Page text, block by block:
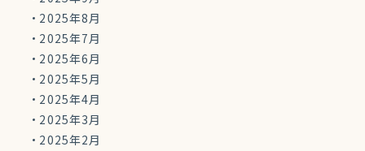
2025年8月
2025年7月
2025年6月
2025年5月
2025年4月
2025年3月
2025年2月